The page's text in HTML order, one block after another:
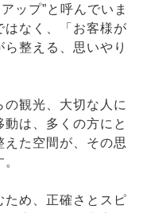
ップ”と呼んでいま
はなく、「お客様が
整える、思いやり
観光、大切な人に
は、多くの方にと
えた空間が、その思
ため、正確さとスピ